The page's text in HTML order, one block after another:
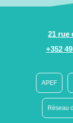
21 rue
+352
APEF
Réseau